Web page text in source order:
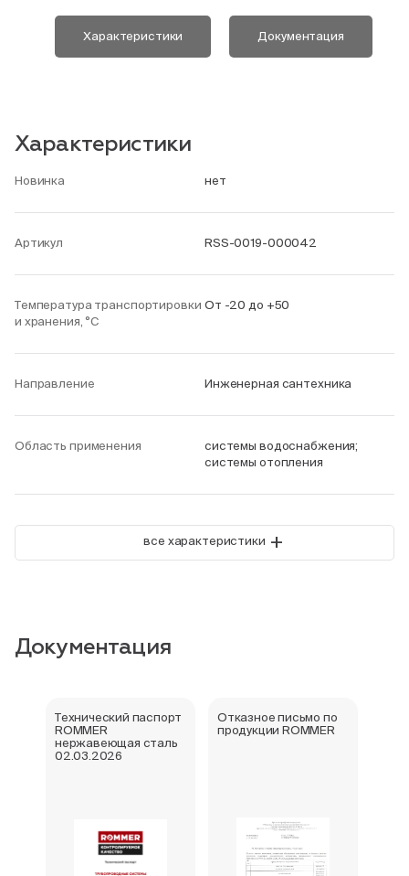
Характеристики Документация
Характеристики
Новинка нет
Артикул RSS-0019-000042
Температура транспортировки
и хранения, °С
От -20 до +50
Направление Инженерная сантехника
Область применения
системы водоснабжения;
системы отопления
все характеристики +
Документация
Технический паспорт
ROMMER
нержавеющая сталь
02.03.2026
Отказное письмо по
продукции ROMMER